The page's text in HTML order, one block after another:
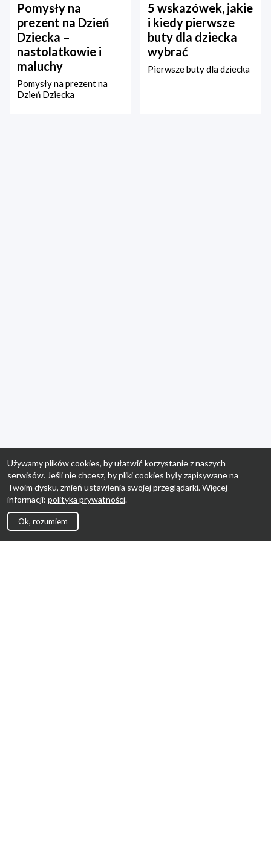
Pomysły na
prezent na Dzień
Dziecka –
nastolatkowie i
maluchy
Pomysły na prezent na
Dzień Dziecka
5 wskazówek, jakie
i kiedy pierwsze
buty dla dziecka
wybrać
Pierwsze buty dla dziecka
Używamy plików cookies, by ułatwić korzystanie z naszych
serwisów. Jeśli nie chcesz, by pliki cookies były zapisywane na
Twoim dysku, zmień ustawienia swojej przeglądarki. Więcej
informacji: polityka prywatności.
Ok, rozumiem